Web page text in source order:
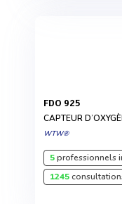
FDO 925
CAPTEUR
WTW®
5professionnels
1245